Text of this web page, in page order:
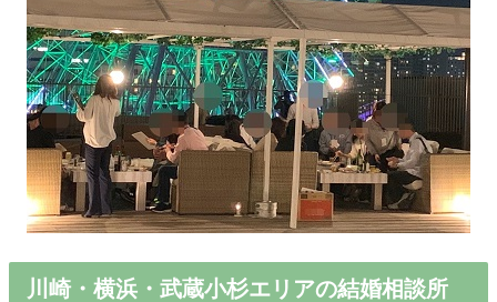
川崎・横浜・武蔵小杉エリアの結婚相談所